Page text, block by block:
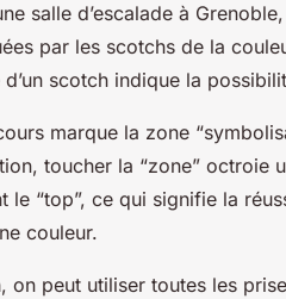
salle d’escalade à
par les scotchs de la
d’un scotch indique la
marque la zone
toucher la “zone” octroie
le “top”, ce qui signifie la
couleur.
on peut utiliser toutes les